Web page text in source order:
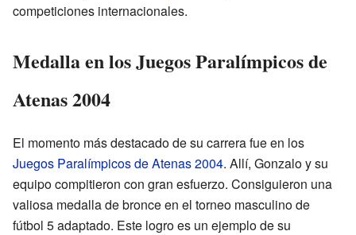
competiciones internacionales.
Medalla en los Juegos Paralímpicos de
Atenas 2004
El momento más destacado de su carrera fue en los
Juegos Paralímpicos de Atenas 2004. Allí, Gonzalo y su
equipo compitieron con gran esfuerzo. Consiguieron una
valiosa medalla de bronce en el torneo masculino de
fútbol 5 adaptado. Este logro es un ejemplo de su